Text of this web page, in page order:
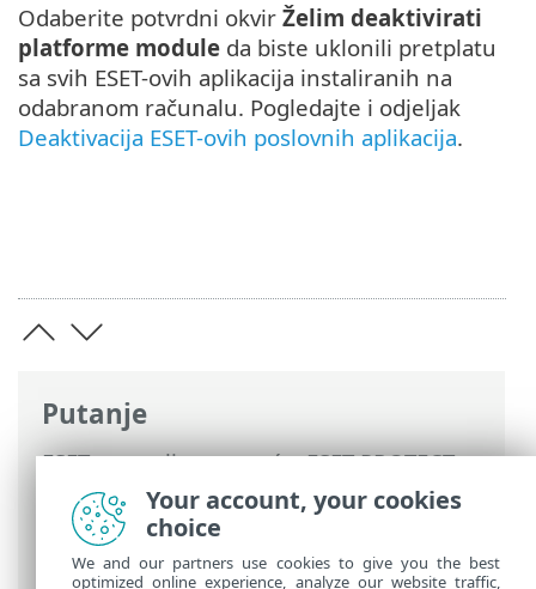
Putanje
ESET-ova online pomoć>ESET PROTECT>
Upotreba sustava ESET PROTECT>ESET
PROTECT Glavni izbornik >
Uklanjanje računala iz upravljanja
Odaberite potvrdni okvir Želim deaktivirati
platforme module da biste uklonili pretplatu
sa svih ESET-ovih aplikacija instaliranih na
odabranom računalu. Pogledajte i odjeljak
Deaktivacija ESET-ovih poslovnih aplikacija.
Your account, your cookies
choice
We and our partners use cookies to give you the best
optimized online experience, analyze our website traffic,